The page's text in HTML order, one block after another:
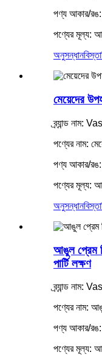
পণ্য আকার/রঙ:
পণ্যের মূল্য:
অনুসন্ধান
মেয়েদের
ব্র্যান্ড নাম:
পণ্যের নাম:
পণ্য আকার/রঙ:
পণ্যের মূল্য:
অনুসন্ধান
আঙুল প্রেম
পার্টি লক্ষণ
ব্র্যান্ড নাম:
পণ্যের নাম:
পণ্য আকার/রঙ:
পণ্যের মূল্য: